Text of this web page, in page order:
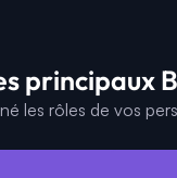
principaux
les rôles de vos